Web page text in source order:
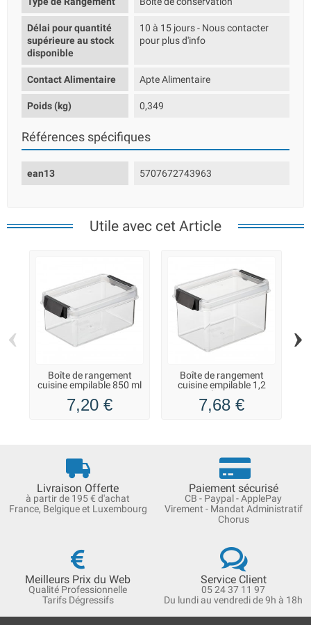
Délai pour quantité
supérieure au stock
disponible
10 à 15 jours - Nous contacter
pour plus d'info
Contact Alimentaire Apte Alimentaire
Poids (kg) 0,349
Références spécifiques
ean13 5707672743963
Utile avec cet Article
Boîte de rangement
cuisine empilable 850 ml
7,20 €
Boîte de rangement
cuisine empilable 1,2
litres
7,68 €
‹ ›
Livraison Offerte
à partir de 195 € d'achat
France, Belgique et Luxembourg
Paiement sécurisé
CB - Paypal - ApplePay
Virement - Mandat Administratif
Chorus
Meilleurs Prix du Web
Qualité Professionnelle
Tarifs Dégressifs
Service Client
05 24 37 11 97
Du lundi au vendredi de 9h à 18h